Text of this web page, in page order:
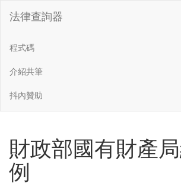
法律查詢器
程式碼
介紹共筆
抖內贊助
財政部國有財產
例